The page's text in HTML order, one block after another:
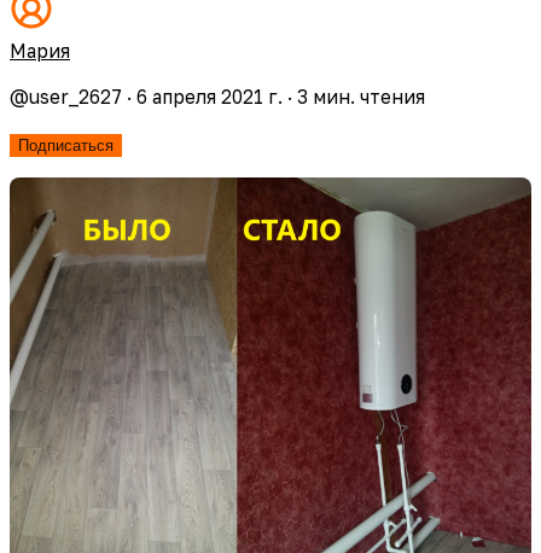
Мария
@user_2627 · 6 апреля 2021 г. · 3 мин. чтения
Подписаться